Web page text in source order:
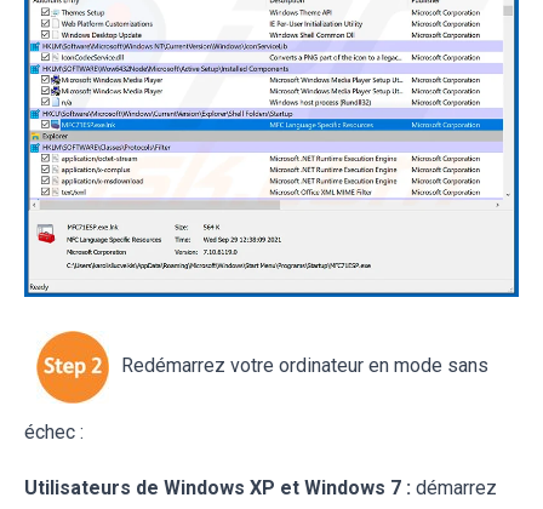
Redémarrez votre ordinateur en mode sans
échec :
Utilisateurs de Windows XP et Windows 7 : démarrez